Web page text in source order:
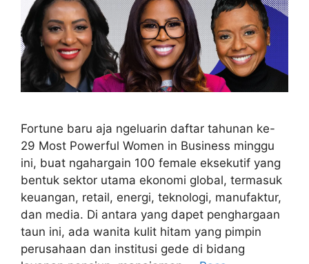
Fortune baru aja ngeluarin daftar tahunan ke-
29 Most Powerful Women in Business minggu
ini, buat ngahargain 100 female eksekutif yang
bentuk sektor utama ekonomi global, termasuk
keuangan, retail, energi, teknologi, manufaktur,
dan media. Di antara yang dapet penghargaan
taun ini, ada wanita kulit hitam yang pimpin
perusahaan dan institusi gede di bidang